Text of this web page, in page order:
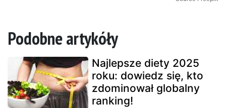
Podobne artykóły
Najlepsze diety 2025
roku: dowiedz się, kto
zdominował globalny
ranking!